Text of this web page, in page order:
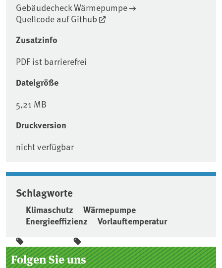
Gebäudecheck Wärmepumpe
Quellcode auf Github
Zusatzinfo
PDF ist barrierefrei
Dateigröße
5,21 MB
Druckversion
nicht verfügbar
Schlagworte
Klimaschutz
Wärmepumpe
Energieeffizienz
Vorlauftemperatur
Seitenleiste
Folgen Sie uns